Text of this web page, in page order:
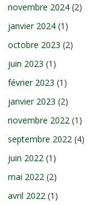
novembre 2024 (2)
janvier 2024 (1)
octobre 2023 (2)
juin 2023 (1)
février 2023 (1)
janvier 2023 (2)
novembre 2022 (1)
septembre 2022 (4)
juin 2022 (1)
mai 2022 (2)
avril 2022 (1)